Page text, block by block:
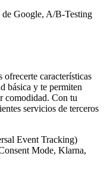
Google, A/B-Testing
ofrecerte características
básica y te permiten
comodidad. Con tu
servicios de terceros
Event Tracking)
Mode, Klarna,